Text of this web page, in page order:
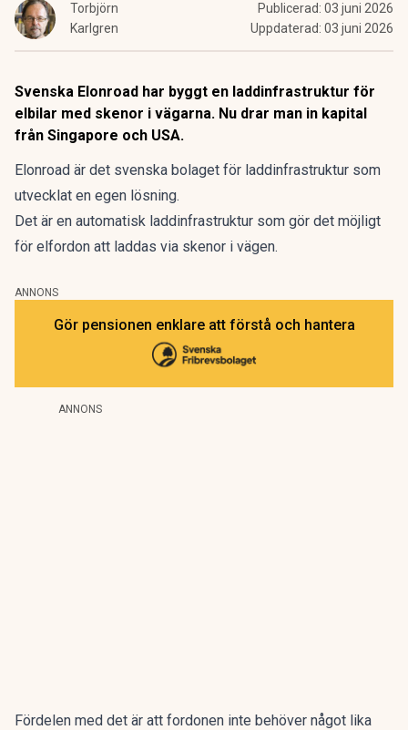
Torbjörn
Karlgren
Publicerad: 03 juni 2026
Uppdaterad: 03 juni 2026
Svenska Elonroad har byggt en laddinfrastruktur för
elbilar med skenor i vägarna. Nu drar man in kapital
från Singapore och USA.
Elonroad är det svenska bolaget för laddinfrastruktur som
utvecklat en egen lösning.
Det är en automatisk laddinfrastruktur som gör det möjligt
för elfordon att laddas via skenor i vägen.
ANNONS
Gör pensionen enklare att förstå och hantera
ANNONS
Fördelen med det är att fordonen inte behöver något lika